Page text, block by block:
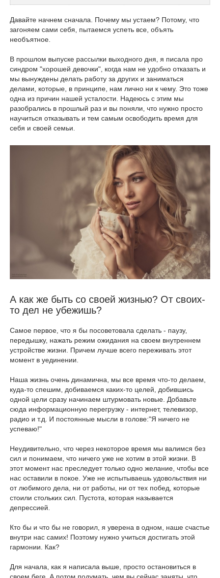
Давайте начнем сначала. Почему мы устаем? Потому, что
загоняем сами себя, пытаемся успеть все, объять
необъятное.
В прошлом выпуске рассылки выходного дня, я писала про
синдром "хорошей девочки", когда нам не удобно отказать и
мы вынуждены делать работу за других и заниматься
делами, которые, в принципе, нам лично ни к чему. Это тоже
одна из причин нашей усталости. Надеюсь с этим мы
разобрались в прошлый раз и вы поняли, что нужно просто
научиться отказывать и тем самым освободить время для
себя и своей семьи.
А как же быть со своей жизнью? От своих-
то дел не убежишь?
Самое первое, что я бы посоветовала сделать - паузу,
передышку, нажать режим ожидания на своем внутреннем
устройстве жизни. Причем лучше всего переживать этот
момент в уединении.
Наша жизнь очень динамична, мы все время что-то делаем,
куда-то спешим, добиваемся каких-то целей, добившись
одной цели сразу начинаем штурмовать новые. Добавьте
сюда информационную перегрузку - интернет, телевизор,
радио и т.д. И постоянные мысли в голове:"Я ничего не
успеваю!"
Неудивительно, что через некоторое время мы валимся без
сил и понимаем, что ничего уже не хотим в этой жизни. В
этот момент нас преследует только одно желание, чтобы все
нас оставили в покое. Уже не испытываешь удовольствия ни
от любимого дела, ни от работы, ни от тех побед, которые
стоили стольких сил. Пустота, которая называется
депрессией.
Кто бы и что бы не говорил, я уверена в одном, наше счастье
внутри нас самих! Поэтому нужно учиться достигать этой
гармонии. Как?
Для начала, как я написала выше, просто остановиться в
своем беге. А потом подумать, чем вы сейчас заняты, что